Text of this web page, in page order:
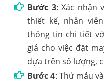
Bước 3: Xác nhận
thiết kế, nhân
thông tin chi tiết
giá cho việc đặt
dựa trên số lượng,
Bước 4: Thử mẫu